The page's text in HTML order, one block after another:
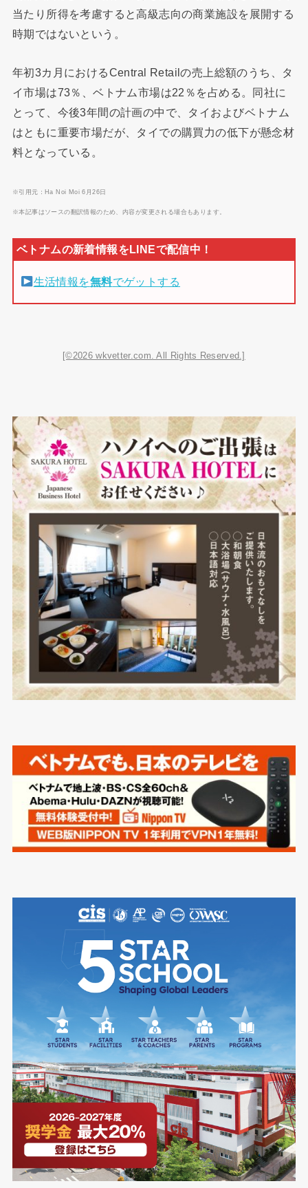
当たり所得を考慮すると高級志向の商業施設を展開する
時期ではないという。
年初3カ月におけるCentral Retailの売上総額のうち、タ
イ市場は73％、ベトナム市場は22％を占める。同社に
とって、今後3年間の計画の中で、タイおよびベトナム
はともに重要市場だが、タイでの購買力の低下が懸念材
料となっている。
※引用元：Ha Noi Moi 6月26日
※本記事はソースの翻訳情報のため、内容が変更される場合もあります。
生活情報を無料でゲットする
[©2026 wkvetter.com. All Rights Reserved.]